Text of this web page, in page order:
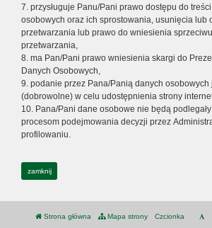
7. przysługuje Panu/Pani prawo dostępu do
osobowych oraz ich sprostowania, usunięcia lub
przetwarzania lub prawo do wniesienia
przetwarzania,
8. ma Pan/Pani prawo wniesienia skargi do
Danych Osobowych,
9. podanie przez Pana/Panią danych osobowych
(dobrowolne) w celu udostępnienia strony
10. Pana/Pani dane osobowe nie będą
procesom podejmowania decyzji przez
profilowaniu.
zamknij
Strona główna Mapa strony Czcionka